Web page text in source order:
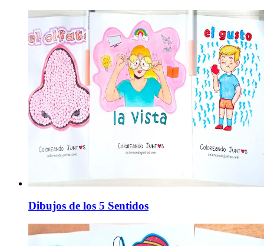
Dibujos de los 5 Sentidos